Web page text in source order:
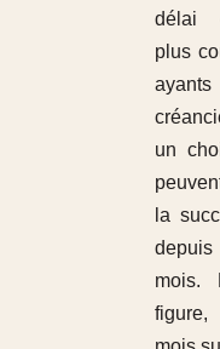
délai
plus
un
la
mois.